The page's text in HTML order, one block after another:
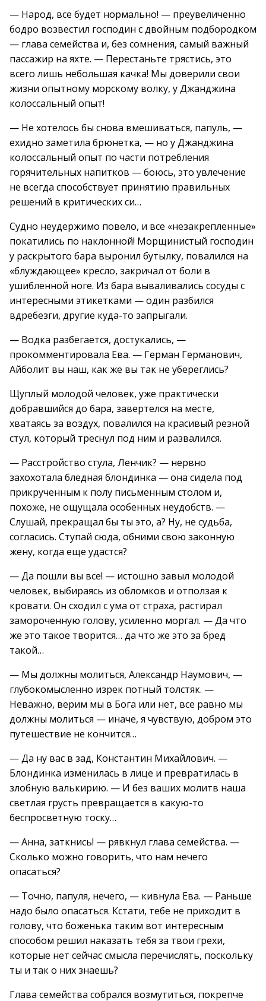
— Народ, все будет нормально! — преувеличенно
бодро возвестил господин с двойным подбородком
— глава семейства и, без сомнения, самый важный
пассажир на яхте. — Перестаньте трястись, это
всего лишь небольшая качка! Мы доверили свои
жизни опытному морскому волку, у Джанджина
колоссальный опыт!
— Не хотелось бы снова вмешиваться, папуль, —
ехидно заметила брюнетка, — но у Джанджина
колоссальный опыт по части потребления
горячительных напитков — боюсь, это увлечение
не всегда способствует принятию правильных
решений в критических си…
Судно неудержимо повело, и все «незакрепленные»
покатились по наклонной! Морщинистый господин
у раскрытого бара выронил бутылку, повалился на
«блуждающее» кресло, закричал от боли в
ушибленной ноге. Из бара вываливались сосуды с
интересными этикетками — один разбился
вдребезги, другие куда-то запрыгали.
— Водка разбегается, достукались, —
прокомментировала Ева. — Герман Германович,
Айболит вы наш, как же вы так не убереглись?
Щуплый молодой человек, уже практически
добравшийся до бара, завертелся на месте,
хватаясь за воздух, повалился на красивый резной
стул, который треснул под ним и развалился.
— Расстройство стула, Ленчик? — нервно
захохотала бледная блондинка — она сидела под
прикрученным к полу письменным столом и,
похоже, не ощущала особенных неудобств. —
Слушай, прекращал бы ты это, а? Ну, не судьба,
согласись. Ступай сюда, обними свою законную
жену, когда еще удастся?
— Да пошли вы все! — истошно завыл молодой
человек, выбираясь из обломков и отползая к
кровати. Он сходил с ума от страха, растирал
замороченную голову, усиленно моргал. — Да что
же это такое творится… да что же это за бред
такой…
— Мы должны молиться, Александр Наумович, —
глубокомысленно изрек потный толстяк. —
Неважно, верим мы в Бога или нет, все равно мы
должны молиться — иначе, я чувствую, добром это
путешествие не кончится…
— Да ну вас в зад, Константин Михайлович. —
Блондинка изменилась в лице и превратилась в
злобную валькирию. — И без ваших молитв наша
светлая грусть превращается в какую-то
беспросветную тоску…
— Анна, заткнись! — рявкнул глава семейства. —
Сколько можно говорить, что нам нечего
опасаться?
— Точно, папуля, нечего, — кивнула Ева. — Раньше
надо было опасаться. Кстати, тебе не приходит в
голову, что боженька таким вот интересным
способом решил наказать тебя за твои грехи,
которые нет сейчас смысла перечислять, поскольку
ты и так о них знаешь?
Глава семейства собрался возмутиться, покрепче